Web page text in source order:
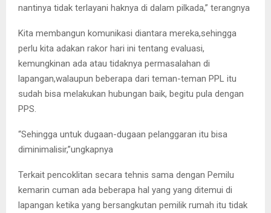
nantinya tidak terlayani haknya di dalam pilkada,” terangnya
Kita membangun komunikasi diantara mereka,sehingga
perlu kita adakan rakor hari ini tentang evaluasi,
kemungkinan ada atau tidaknya permasalahan di
lapangan,walaupun beberapa dari teman-teman PPL itu
sudah bisa melakukan hubungan baik, begitu pula dengan
PPS.
“Sehingga untuk dugaan-dugaan pelanggaran itu bisa
diminimalisir,”ungkapnya
Terkait pencoklitan secara tehnis sama dengan Pemilu
kemarin cuman ada beberapa hal yang yang ditemui di
lapangan ketika yang bersangkutan pemilik rumah itu tidak